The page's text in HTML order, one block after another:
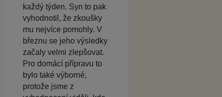
každý týden. Syn to pak
vyhodnotil, že zkoušky
mu nejvíce pomohly. V
březnu se jeho výsledky
začaly velmi zlepšovat.
Pro domácí přípravu to
bylo také výborné,
protože jsme z